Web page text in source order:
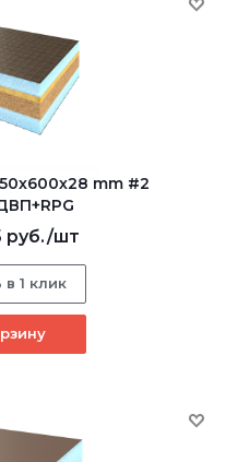
mm #2
руб./шт
в 1 клик